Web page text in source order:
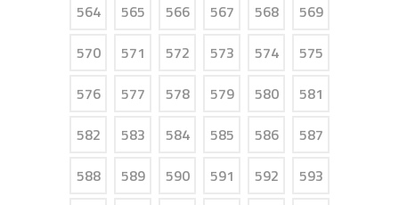
564
565 566 567 568
569
570
571 572 573 574
575
576
577 578 579 580
581
582
583 584 585 586
587
588
589 590 591 592
593